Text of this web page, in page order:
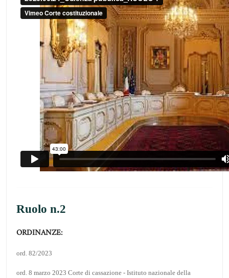
Ruolo n.2
ORDINANZE:
ord. 82/2023
ord. 8 marzo 2023 Corte di cassazione - Istituto nazionale della